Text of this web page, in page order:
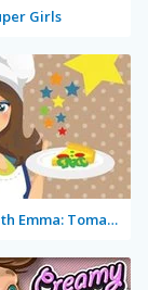
Girls
Cooking with Emma: Tomato Quiche Vegan